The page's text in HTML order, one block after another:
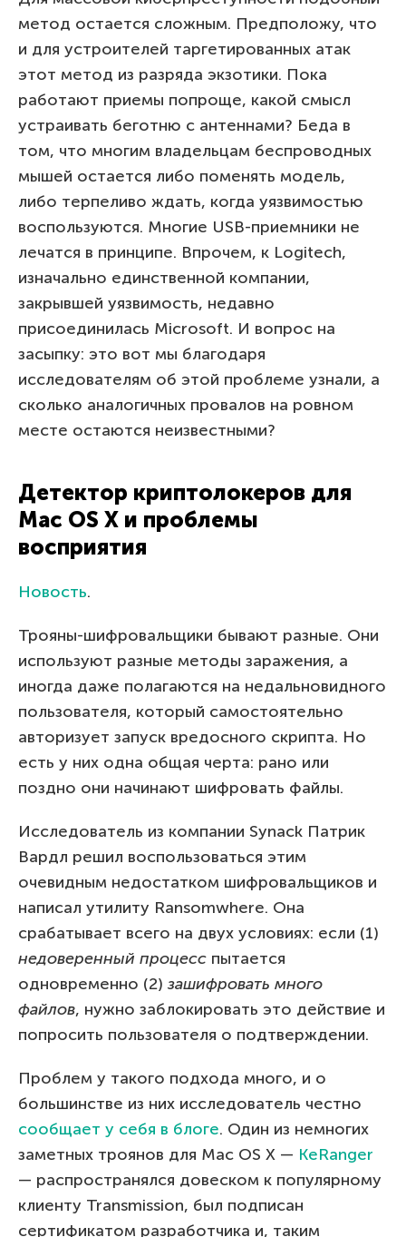
метод остается сложным. Предположу, что
и для устроителей таргетированных атак
этот метод из разряда экзотики. Пока
работают приемы попроще, какой смысл
устраивать беготню с антеннами? Беда в
том, что многим владельцам беспроводных
мышей остается либо поменять модель,
либо терпеливо ждать, когда уязвимостью
воспользуются. Многие USB-приемники не
лечатся в принципе. Впрочем, к Logitech,
изначально единственной компании,
закрывшей уязвимость, недавно
присоединилась Microsoft. И вопрос на
засыпку: это вот мы благодаря
исследователям об этой проблеме узнали, а
сколько аналогичных провалов на ровном
месте остаются неизвестными?
Детектор криптолокеров для
Mac OS X и проблемы
восприятия
Новость.
Трояны-шифровальщики бывают разные. Они
используют разные методы заражения, а
иногда даже полагаются на недальновидного
пользователя, который самостоятельно
авторизует запуск вредосного скрипта. Но
есть у них одна общая черта: рано или
поздно они начинают шифровать файлы.
Исследователь из компании Synack Патрик
Вардл решил воспользоваться этим
очевидным недостатком шифровальщиков и
написал утилиту Ransomwhere. Она
срабатывает всего на двух условиях: если (1)
недоверенный процесс пытается
одновременно (2) зашифровать много
файлов, нужно заблокировать это действие и
попросить пользователя о подтверждении.
Проблем у такого подхода много, и о
большинстве из них исследователь честно
сообщает у себя в блоге. Один из немногих
заметных троянов для Mac OS X — KeRanger
— распространялся довеском к популярному
клиенту Transmission, был подписан
сертификатом разработчика и, таким